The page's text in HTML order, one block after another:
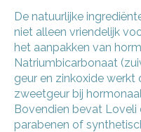
De natuurlijke
niet alleen vriendelijk
het aanpakken van
Natriumbicarbonaat
geur en zinkoxide
zweetgeur bij
Bovendien bevat Loveli
parabenen of